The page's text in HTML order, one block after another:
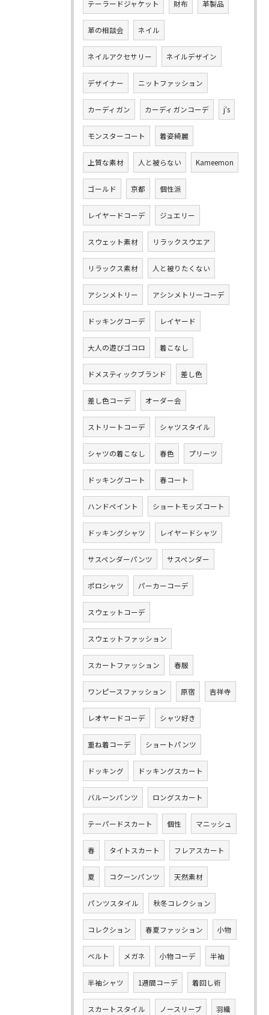
テーラードジャケット 財布 革製品
革の相談会 ネイル
ネイルアクセサリー ネイルデザイン
デザイナー ニットファッション
カーディガン カーディガンコーデ j‘s
モンスターコート 着姿綺麗
上質な素材 人と被らない Kameemon
ゴールド 京都 個性派
レイヤードコーデ ジュエリー
スウェット素材 リラックスウエア
リラックス素材 人と被りたくない
アシンメトリー アシンメトリーコーデ
ドッキングコーデ レイヤード
大人の遊びゴコロ 着こなし
ドメスティックブランド 差し色
差し色コーデ オーダー会
ストリートコーデ シャツスタイル
シャツの着こなし 春色 プリーツ
ドッキングコート 春コート
ハンドペイント ショートモッズコート
ドッキングシャツ レイヤードシャツ
サスペンダーパンツ サスペンダー
ポロシャツ パーカーコーデ
スウェットコーデ
スウェットファッション
スカートファッション 春服
ワンピースファッション 原宿 吉祥寺
レオヤードコーデ シャツ好き
重ね着コーデ ショートパンツ
ドッキング ドッキングスカート
バルーンパンツ ロングスカート
テーパードスカート 個性 マニッシュ
春 タイトスカート フレアスカート
夏 コクーンパンツ 天然素材
パンツスタイル 秋冬コレクション
コレクション 春夏ファッション 小物
ベルト メガネ 小物コーデ 半袖
半袖シャツ 1週間コーデ 着回し術
スカートスタイル ノースリーブ 羽織